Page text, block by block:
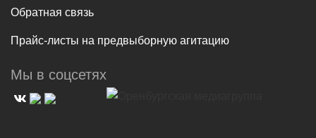
Обратная связь
Прайс-листы на предвыборную агитацию
Мы в соцсетях